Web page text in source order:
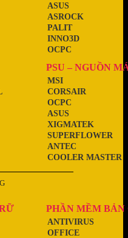
OCPC
INNO3D
PALIT
ASROCK
ASUS
PSU – NGUỒN
COOLER MASTER
ANTEC
SUPERFLOWER
XIGMATEK
ASUS
OCPC
CORSAIR
MSI
PHẦN MỀM BẢN
OFFICE
ANTIVIRUS